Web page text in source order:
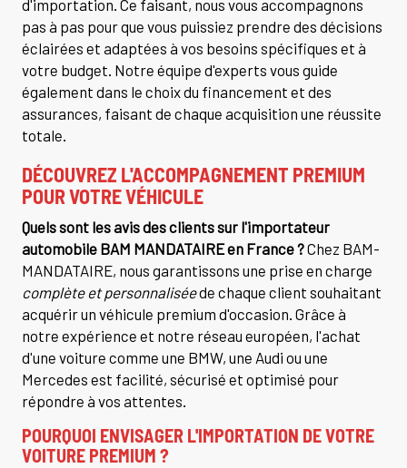
d'importation. Ce faisant, nous vous accompagnons
pas à pas pour que vous puissiez prendre des décisions
éclairées et adaptées à vos besoins spécifiques et à
votre budget. Notre équipe d'experts vous guide
également dans le choix du financement et des
assurances, faisant de chaque acquisition une réussite
totale.
DÉCOUVREZ L'ACCOMPAGNEMENT PREMIUM
POUR VOTRE VÉHICULE
Quels sont les avis des clients sur l'importateur
automobile BAM MANDATAIRE en France ?Chez BAM-
MANDATAIRE, nous garantissons une prise en charge
complète et personnaliséede chaque client souhaitant
acquérir un véhicule premium d'occasion. Grâce à
notre expérience et notre réseau européen, l'achat
d'une voiture comme une BMW, une Audi ou une
Mercedes est facilité, sécurisé et optimisé pour
répondre à vos attentes.
POURQUOI ENVISAGER L'IMPORTATION DE VOTRE
VOITURE PREMIUM ?